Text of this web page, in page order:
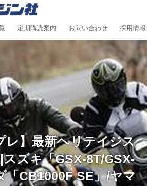
定期購読案内 お問い合わせ 採用情報
レ】最新ヘリテイジス
ズキ「GSX-8T/GSX-
「CB1000F SE」/ヤマ